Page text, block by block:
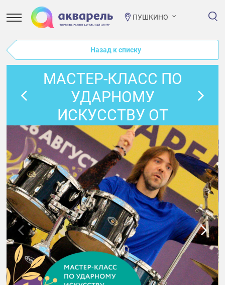
ПУШКИНО
Назад к списку
МАСТЕР-КЛАСС ПО
УДАРНОМУ
ИСКУССТВУ ОТ
ШКОЛЫ ИСКУССТВ
(ИГРА НА
БАРАБАНАХ) В
«ПРОСТОРУМЕ»